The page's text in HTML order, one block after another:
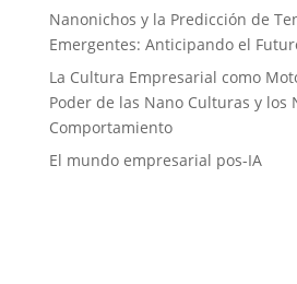
Nanonichos y la Predicción de
Emergentes: Anticipando el
La Cultura Empresarial como
Poder de las Nano Culturas y los
Comportamiento
El mundo empresarial pos-IA